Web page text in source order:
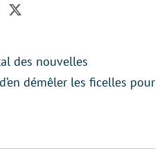
Twitter
des nouvelles
démêler les ficelles pour